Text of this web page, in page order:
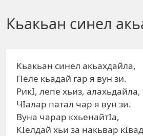
Кьакьан синел
Кьакьан синел акьахдайла,
Пеле кьадай гар я вун зи.
РикI, лепе хьиз, алахьдайла,
ЧIалар патал чар я вун зи.
Вуна чарар кхьенайтIа,
КIелдай хьи за накьвар